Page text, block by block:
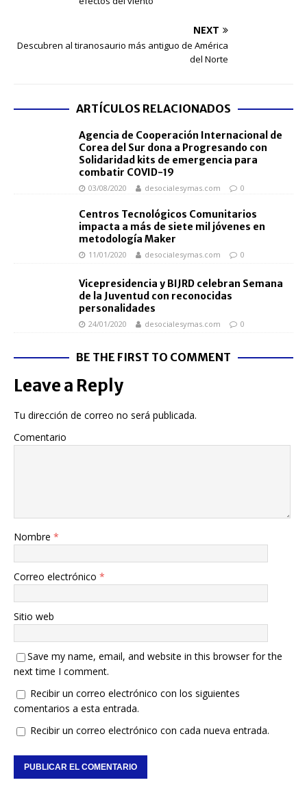
NEXT
Descubren al tiranosaurio más antiguo de América
del Norte
ARTÍCULOS RELACIONADOS
Agencia de Cooperación Internacional de
Corea del Sur dona a Progresando con
Solidaridad kits de emergencia para
combatir COVID-19
03/08/2020 desocialesymas.com 0
Centros Tecnológicos Comunitarios
impacta a más de siete mil jóvenes en
metodología Maker
11/01/2020 desocialesymas.com 0
Vicepresidencia y BIJRD celebran Semana
de la Juventud con reconocidas
personalidades
24/01/2020 desocialesymas.com 0
BE THE FIRST TO COMMENT
Leave a Reply
Tu dirección de correo no será publicada.
Comentario
Nombre *
Correo electrónico *
Sitio web
Save my name, email, and website in this browser for the
next time I comment.
Recibir un correo electrónico con los siguientes
comentarios a esta entrada.
Recibir un correo electrónico con cada nueva entrada.